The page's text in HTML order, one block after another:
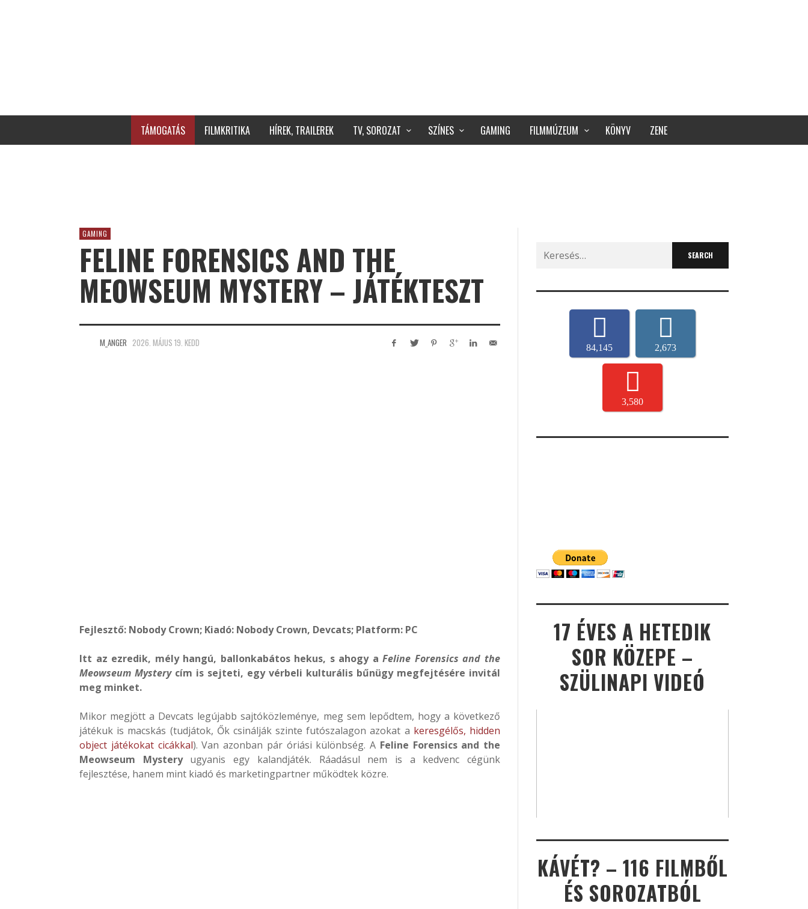
TÁMOGATÁS FILMKRITIKA HÍREK, TRAILEREK TV, SOROZAT SZÍNES GAMING FILMMÚZEUM KÖNYV ZENE
GAMING
FELINE FORENSICS AND THE
MEOWSEUM MYSTERY – JÁTÉKTESZT
M_ANGER 2026. MÁJUS 19. KEDD
Fejlesztő: Nobody Crown; Kiadó: Nobody Crown, Devcats; Platform: PC
Itt az ezredik, mély hangú, ballonkabátos hekus, s ahogy aFeline Forensics and the
Meowseum Mysterycím is sejteti, egy vérbeli kulturális bűnügy megfejtésére invitál
meg minket.
Mikor megjött a Devcats legújabb sajtóközleménye, meg sem lepődtem, hogy a következő
játékuk is macskás (tudjátok, Ők csinálják szinte futószalagon azokat a keresgélős, hidden
object játékokat cicákkal). Van azonban pár óriási különbség. A Feline Forensics and the
Meowseum Mysteryugyanis egy kalandjáték. Ráadásul nem is a kedvenc cégünk
fejlesztése, hanem mint kiadó és marketingpartner működtek közre.
Search
for:
84,145 2,673
3,580
17 ÉVES A HETEDIK
SOR KÖZEPE –
SZÜLINAPI VIDEÓ
KÁVÉT? – 116 FILMBŐL
ÉS SOROZATBÓL